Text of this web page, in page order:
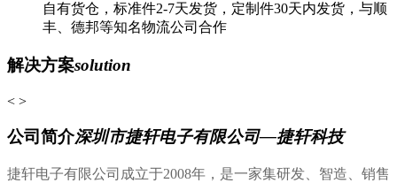
自有货仓，标准件2-7天发货，定制件30天内发货，与顺
丰、德邦等知名物流公司合作
解决方案solution
< >
公司简介深圳市捷轩电子有限公司—捷轩科技
捷轩电子有限公司成立于2008年，是一家集研发、智造、销售